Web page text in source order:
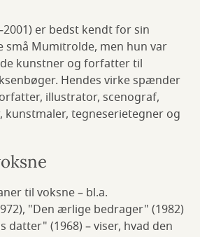
er bedst kendt for sin
små Mumitrolde, men hun var
kunstner og forfatter til
Hendes virke spænder
illustrator, scenograf,
kunstmaler, tegneserietegner og
til voksne – bl.a.
"Den ærlige bedrager" (1982)
datter" (1968) – viser, hvad den